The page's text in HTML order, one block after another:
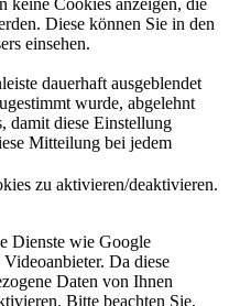
keine Cookies anzeigen, die
Diese können Sie in den
einsehen.
dauerhaft ausgeblendet
wurde, abgelehnt
damit diese Einstellung
Mitteilung bei jedem
zu aktivieren/deaktivieren.
Dienste wie Google
Da diese
Daten von Ihnen
Bitte beachten Sie,